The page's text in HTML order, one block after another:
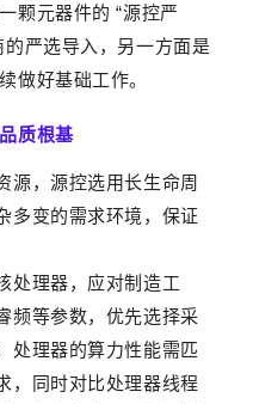
颗元器件的 “源控严
严选导入，另一方面是
做好基础工作。
质根基
源，源控选用长生命周
多变的需求环境，保证
处理器，应对制造工
频等参数，优先选择采
处理器的算力性能需匹
，同时对比处理器线程